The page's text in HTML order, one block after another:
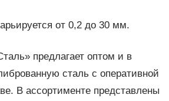
от 0,2 до 30 мм.
предлагает оптом и в
сталь с оперативной
В ассортименте представлены